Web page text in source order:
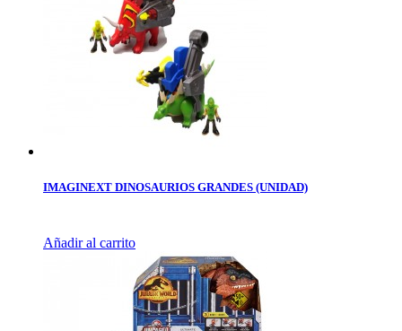
IMAGINEXT DINOSAURIOS GRANDES (UNIDAD)
Añadir al carrito